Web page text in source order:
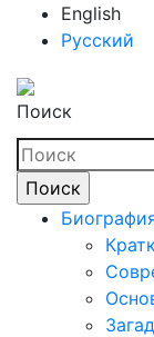
English
Русский
Поиск